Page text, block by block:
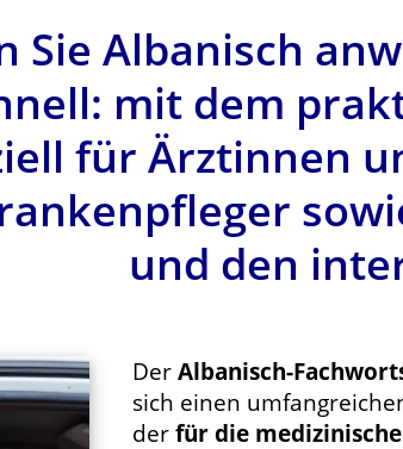
Sie Albanisch
mit dem
für Ärztinnen
und den
Der Albanisch-
sich einen
der für die